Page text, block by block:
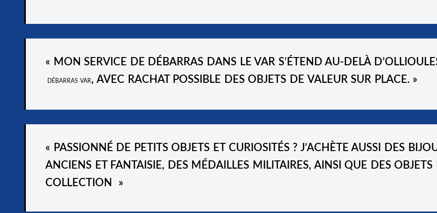
« MON SERVICE DE DÉBARRAS DANS LE VAR S’ÉTEND AU-DELÀ
DÉBARRAS VAR, AVEC RACHAT POSSIBLE DES OBJETS DE VALEUR SUR PLACE. »
« PASSIONNÉ DE PETITS OBJETS ET CURIOSITÉS ? J’ACHÈTE AUSSI DES
ANCIENS ET FANTAISIE, DES MÉDAILLES MILITAIRES, AINSI QUE DES OBJETS
COLLECTION
»